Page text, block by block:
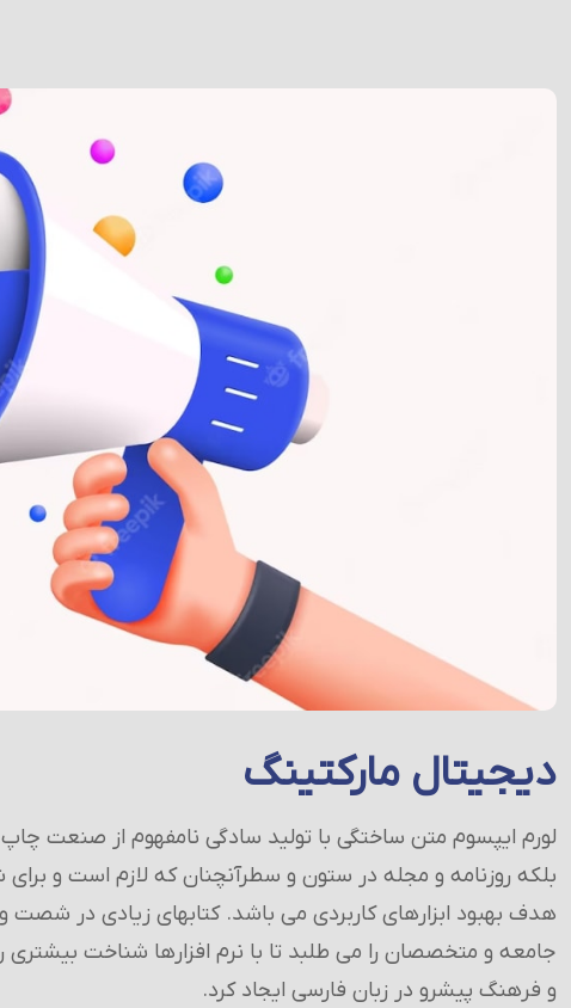
دیجیتال مارکتینگ
لورم ایپسوم متن ساختگی با تولید سادگی نامفهوم از صنعت
بلکه روزنامه و مجله در ستون و سطرآنچنان که لازم است و برای
هدف بهبود ابزارهای کاربردی می باشد. کتابهای زیادی در
جامعه و متخصصان را می طلبد تا با نرم افزارها شناخت بیشتری
و فرهنگ پیشرو در زبان فارسی ایجاد کرد.